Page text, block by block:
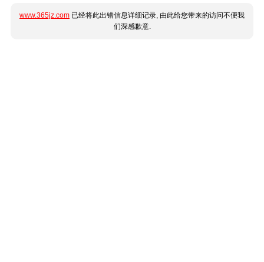
www.365jz.com 已经将此出错信息详细记录, 由此给您带来的访问不便我
们深感歉意.